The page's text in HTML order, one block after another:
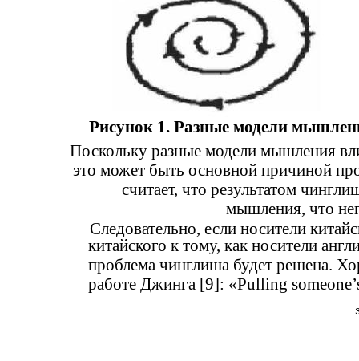
Поскольку разные модели мышления
это может быть основной причиной
считает, что результатом
мышления, что
Следовательно, если носители
китайского к тому, как носители
проблема чинглиша будет решена.
работе Джинга [9]: «Pulling
Рисунок 1. Разные модели